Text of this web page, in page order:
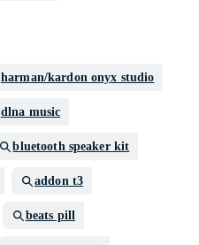
harman/kardon onyx studio
dlna music
bluetooth speaker kit
addon t3
beats pill